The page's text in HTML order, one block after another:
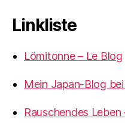
Linkliste
Lömitonne – Le Blog
Mein Japan-Blog
Rauschendes Leben